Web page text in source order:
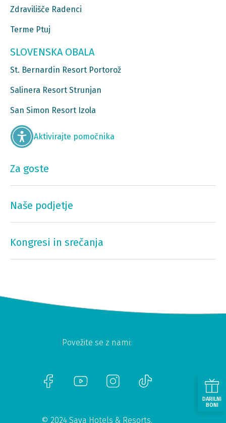
Zdravilišče Radenci
Terme Ptuj
SLOVENSKA OBALA
St. Bernardin Resort Portorož
Salinera Resort Strunjan
San Simon Resort Izola
Aktivirajte pomočnika
Za goste
Naše podjetje
Kongresi in srečanja
Povežite se z nami:
© 2024 Sava Hotels & Resorts.
DARILNI
BONI